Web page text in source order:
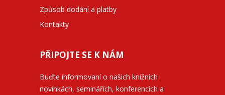
Způsob dodání a platby
Kontakty
PŘIPOJTE SE K NÁM
Buďte informovaní o našich knižních
novinkách, seminářích, konferencích a